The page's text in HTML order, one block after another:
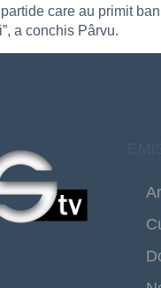
care au primit
a conchis Pârvu.